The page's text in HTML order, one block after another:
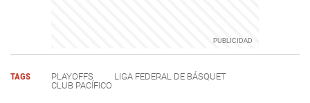
TAGS PLAYOFFS
LIGA FEDERAL DE BÁSQUET
CLUB PACÍFICO